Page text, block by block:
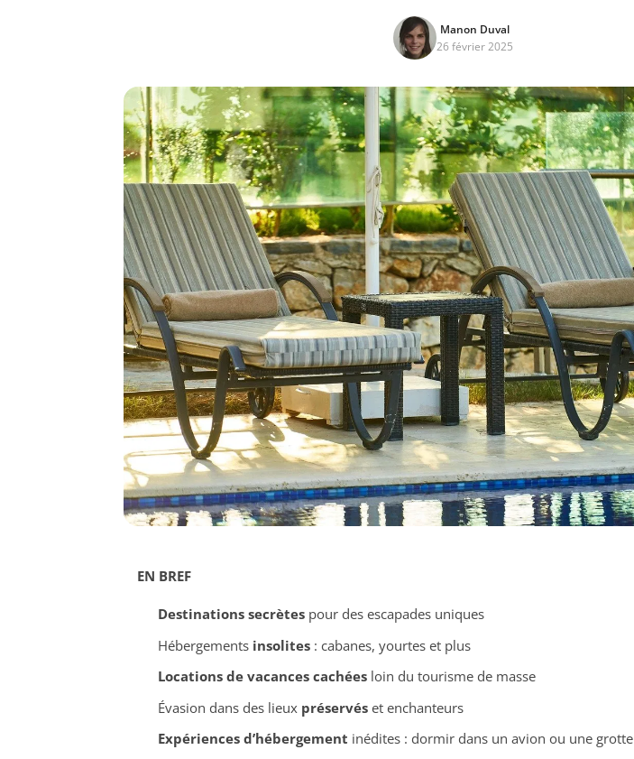
Manon Duval
26 février 2025
EN BREF
Destinations secrètespour des escapades uniques
Hébergements insolites: cabanes, yourtes et plus
Locations de vacances cachéesloin du tourisme de masse
Évasion dans des lieux préservéset enchanteurs
Expériences d’hébergement inédites : dormir dans un avion ou une grotte